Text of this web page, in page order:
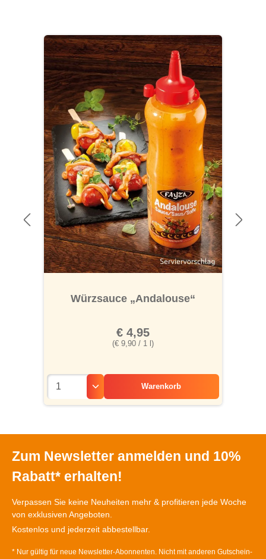
Produktgalerie überspringen
Würzsauce „Andalouse“
(€ 9,90 / 1 l)
€ 4,95
Warenkorb
Zum Newsletter anmelden und 10%
Rabatt* erhalten!
Verpassen Sie keine Neuheiten mehr & profitieren jede Woche
von exklusiven Angeboten.
Kostenlos und jederzeit abbestellbar.
* Nur gültig für neue Newsletter-Abonnenten. Nicht mit anderen Gutschein-